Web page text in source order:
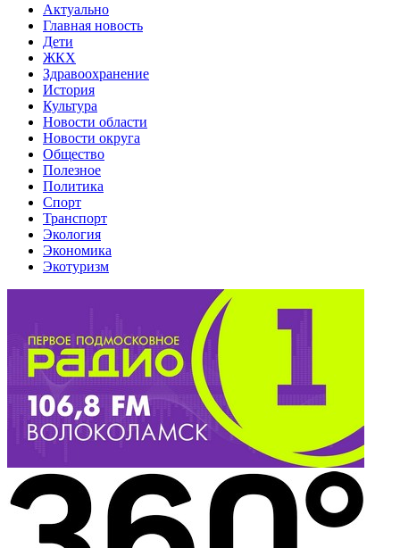
Актуально
Главная новость
Дети
ЖКХ
Здравоохранение
История
Культура
Новости области
Новости округа
Общество
Полезное
Политика
Спорт
Транспорт
Экология
Экономика
Экотуризм